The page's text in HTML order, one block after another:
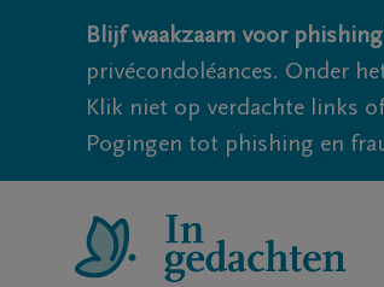
Blijf waakzaam voor
privécondoléances. Onder
Klik niet op verdachte links
Pogingen tot phishing en